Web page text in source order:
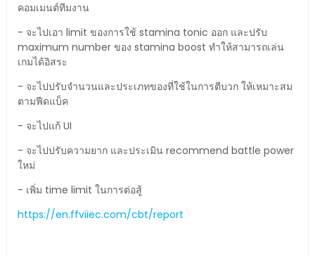
คอมเมนต์ทีมงาน
- จะไปเอา limit ของการใช้ stamina tonic ออก และปรับ
maximum number ของ stamina boost ทำให้สามารถเล่น
เกมได้อิสระ
- จะไปปรับจำนวนและประเภทของที่ใช้ในการตีบวก ให้เหมาะสม
ตามฟีดแบ็ค
- จะไปแก้ UI
- จะไปปรับความยาก และประเมิน recommend battle power
ใหม่
- เพิ่ม time limit ในการต่อสู้
https://en.ffviiec.com/cbt/report